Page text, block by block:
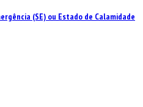
(SE) ou Estado de Calamidade